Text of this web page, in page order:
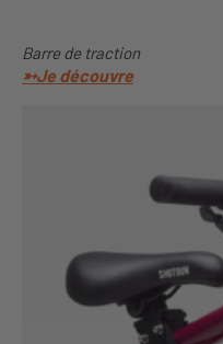
Barre de traction
➳Je découvre